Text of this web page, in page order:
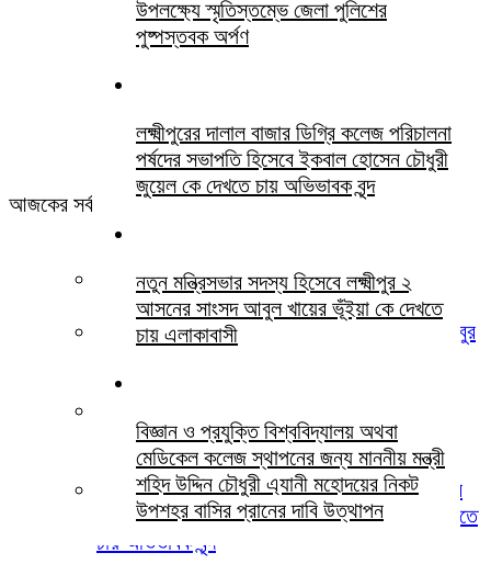
উপলক্ষ্যে স্মৃতিস্তম্ভে জেলা পুলিশের
পুষ্পস্তবক অর্পণ
লক্ষ্মীপুরের দালাল বাজার ডিগ্রি কলেজ পরিচালনা
পর্ষদের সভাপতি হিসেবে ইকবাল হোসেন চৌধুরী
জুয়েল কে দেখতে চায় অভিভাবক বৃন্দ
নতুন মন্ত্রিসভার সদস্য হিসেবে লক্ষ্মীপুর ২
আসনের সাংসদ আবুল খায়ের ভূঁইয়া কে দেখতে
চায় এলাকাবাসী
বিজ্ঞান ও প্রযুক্তি বিশ্ববিদ্যালয় অথবা
মেডিকেল কলেজ স্থাপনের জন্য মাননীয় মন্ত্রী
শহিদ উদ্দিন চৌধুরী এ্যানী মহোদয়ের নিকট
উপশহর বাসির প্রানের দাবি উত্থাপন
আজকের সর্বশেষ সবখবর
খামোশী বড় চিৎকার
লক্ষ্মীপুর জেলা জজ আদালতের সিনিয়র আইনজীবী হাসিবুর
স্মৃতিস্তম্ভে জেলা পুলিশের পুষ্পস্তবক অর্পণ
লক্ষ্মীপুরের দালাল বাজার ডিগ্রি কলেজ পরিচালনা পর্ষদের
সভাপতি হিসেবে ইকবাল হোসেন চৌধুরী জুয়েল কে দেখতে
চায় অভিভাবক বৃন্দ